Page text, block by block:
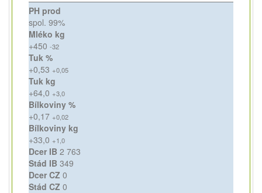
PH prod
spol. 99%
Mléko kg
+450 -32
Tuk %
+0,53 +0,05
Tuk kg
+64,0 +3,0
Bílkoviny %
+0,17 +0,02
Bílkoviny kg
+33,0 +1,0
Dcer IB 2 763
Stád IB 349
Dcer CZ 0
Stád CZ 0